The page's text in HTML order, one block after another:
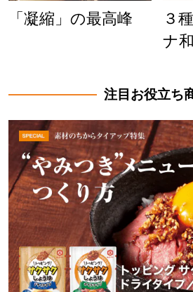
「凝縮」の最高峰
３
ナ
注目お役立ち